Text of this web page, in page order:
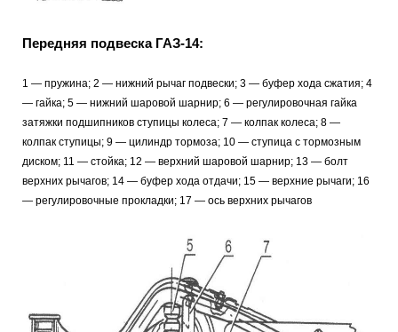
Передняя подвеска ГАЗ-14:
1 — пружина; 2 — нижний рычаг подвески; 3 — буфер хода сжатия; 4
— гайка; 5 — нижний шаровой шарнир; 6 — регулировочная гайка
затяжки подшипников ступицы колеса; 7 — колпак колеса; 8 —
колпак ступицы; 9 — цилиндр тормоза; 10 — ступица с тормозным
диском; 11 — стойка; 12 — верхний шаровой шарнир; 13 — болт
верхних рычагов; 14 — буфер хода отдачи; 15 — верхние рычаги; 16
— регулировочные прокладки; 17 — ось верхних рычагов